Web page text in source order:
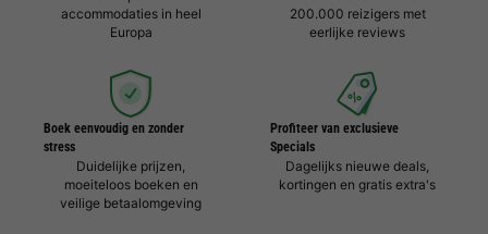
accommodaties in heel
Europa
200.000 reizigers met
eerlijke reviews
Boek eenvoudig en zonder
stress
Duidelijke prijzen,
moeiteloos boeken en
veilige betaalomgeving
Profiteer van exclusieve
Specials
Dagelijks nieuwe deals,
kortingen en gratis extra's